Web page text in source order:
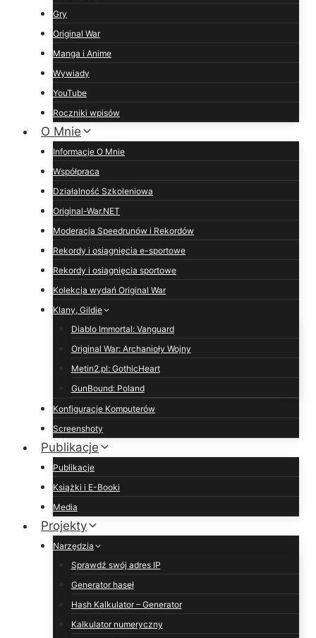
Gry
Original War
Manga i Anime
Wywiady
YouTube
Roczniki wpisów
O Mnie
Informacje O Mnie
Współpraca
Działalność Szkoleniowa
Original-War.NET
Moderacja Speedrunów i Rekordów
Rekordy i osiągnięcia e-sportowe
Rekordy i osiągnięcia sportowe
Kolekcja wydań Original War
Klany, Gildie
Diablo Immortal: Vanguard
Original War: Archanioły Wojny
Metin2.pl: GothicHeart
GunBound: Poland
Konfiguracje Komputerów
Screenshoty
Publikacje
Publikacje
Książki i E-Booki
Media
Projekty
Narzędzia
Sprawdź swój adres IP
Generator haseł
Hash Kalkulator – Generator
Kalkulator numeryczny